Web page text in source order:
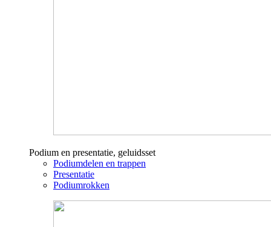
Podium en presentatie, geluidsset
Podiumdelen en trappen
Presentatie
Podiumrokken